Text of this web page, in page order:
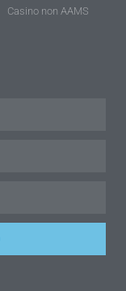
Casino non AAMS